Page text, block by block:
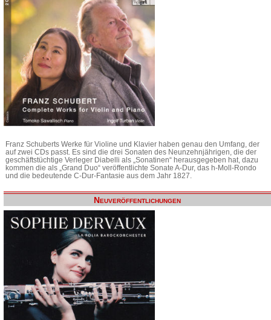
Franz Schuberts Werke für Violine und Klavier haben genau den Umfang, der
auf zwei CDs passt. Es sind die drei Sonaten des Neunzehnjährigen, die der
geschäftstüchtige Verleger Diabelli als „Sonatinen“ herausgegeben hat, dazu
kommen die als „Grand Duo“ veröffentlichte Sonate A-Dur, das h-Moll-Rondo
und die bedeutende C-Dur-Fantasie aus dem Jahr 1827.
Neuveröffentlichungen